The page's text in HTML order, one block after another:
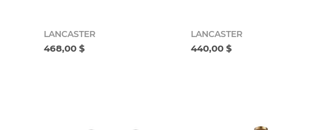
LANCASTER
468,00 $
LANCASTER
440,00 $